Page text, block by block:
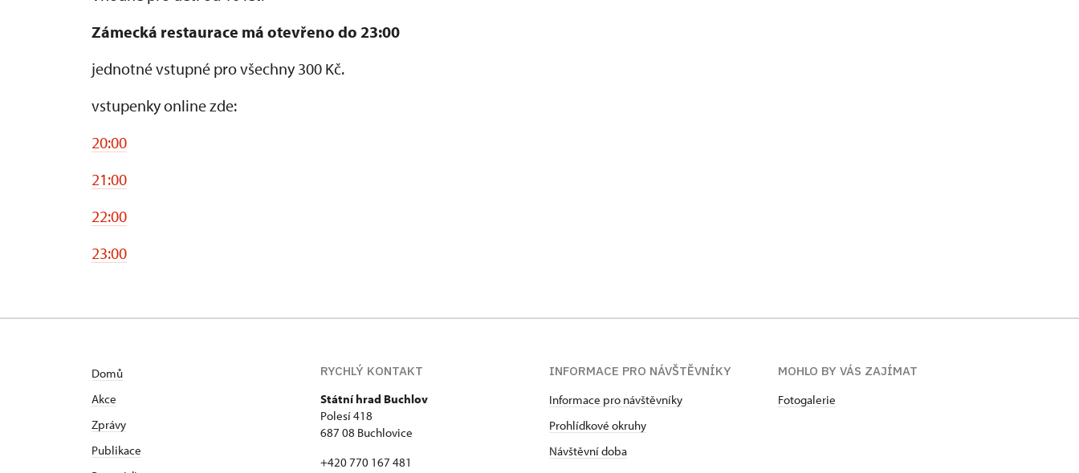
Zámecká restaurace má otevřeno do 23:00
jednotné vstupné pro všechny 300 Kč.
vstupenky online zde:
20:00
21:00
22:00
23:00
Domů
Akce
Zprávy
Publikace
RYCHLÝ KONTAKT
Státní hrad Buchlov
Polesí 418
687 08 Buchlovice
+420 770 167 481
INFORMACE PRO NÁVŠTĚVNÍKY
Informace pro návštěvníky
Prohlídkové okruhy
Návštěvní doba
MOHLO BY VÁS ZAJÍMAT
Fotogalerie